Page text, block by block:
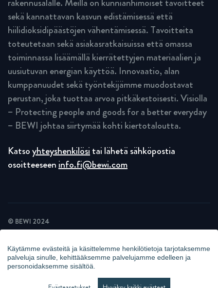
Käytämme evästeitä ja käsittelemme henkilötietoja tarjotaksemme
palveluja sinulle, kehittääksemme palvelujamme edelleen ja
personoidaksemme sisältöä.
sekä kannattavan kasvun edistämisessä että
hiilidioksidipäästöjen vähentämisessä. Tavoitteita
toteutetaan sekä asiakasratkaisuissa että omassa
toiminnassa lisäämällä kierrätettyjen materiaalien ja
uusiutuvan energian käyttöä. Innovaatio, alan
kumppanuudet sekä työntekijämme muodostavat
perustan, joka tuottaa arvoa pitkäkestoisesti. Visiolla
– Protecting people and goods for a better everyday
– BEWI johtaa siirtymää kohti kiertotaloutta.
Katsoyhteyshenkilösi tai lähetä sähköpostia
osoitteeseen info.fi@bewi.com
© BEWI 2024
TIETOSUOJASELOSTE
UUTISKIRJEIDEN TIETOSUOJAKÄYTÄNTÖ
KAMERAVALVONTAILMOITUS